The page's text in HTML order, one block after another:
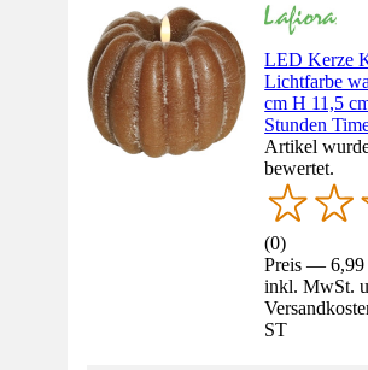
LED Kerze
Lichtfarbe
cm H 11,5
Stunden
Artikel
bewertet.
(0)
Preis — 6,99
inkl. MwSt.
ST